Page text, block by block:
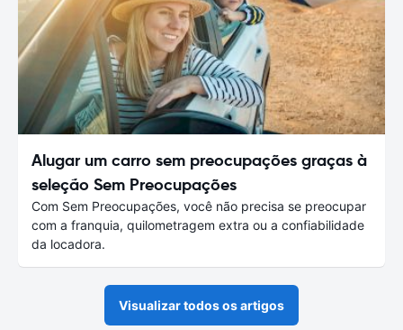
Alugar um carro sem preocupações graças à
seleção Sem Preocupações
Com Sem Preocupações, você não precisa se preocupar
com a franquia, quilometragem extra ou a confiabilidade
da locadora.
Visualizar todos os artigos